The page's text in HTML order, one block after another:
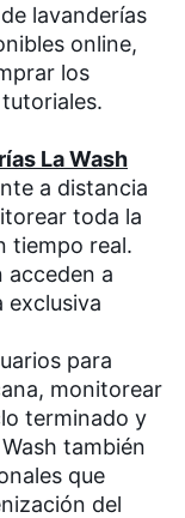
lavanderías
online,
los
La Wash
a distancia
toda la
tiempo real.
acceden a
exclusiva
para
monitorear
terminado y
también
que
del